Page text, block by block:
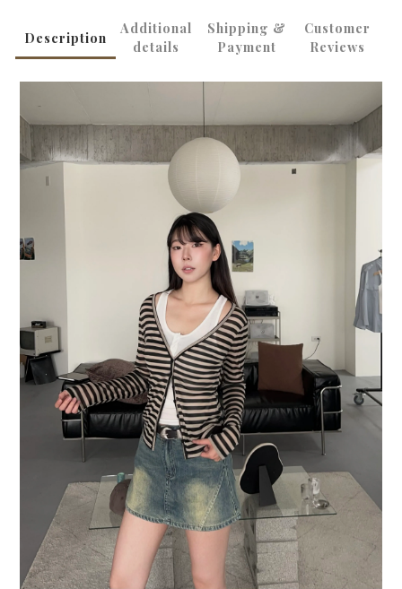
Description
Additional
details
Shipping &
Payment
Customer
Reviews